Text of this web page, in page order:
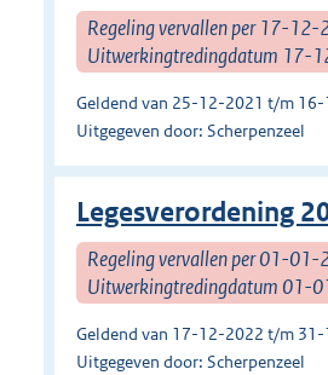
Regeling vervallen per 17-
Uitwerkingtredingdatum 17-
Geldend van 25-12-2021 t/m
Uitgegeven door: Scherpenzeel
Legesverordening
Regeling vervallen per 01-
Uitwerkingtredingdatum 01-
Geldend van 17-12-2022 t/m
Uitgegeven door: Scherpenzeel